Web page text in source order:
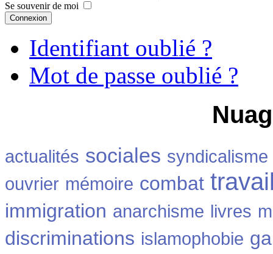
Se souvenir de moi
Connexion
Identifiant oublié ?
Mot de passe oublié ?
actualités sociales syndicalisme
ouvrier mémoire combat
immigration anarchisme livres
discriminations islamophobie